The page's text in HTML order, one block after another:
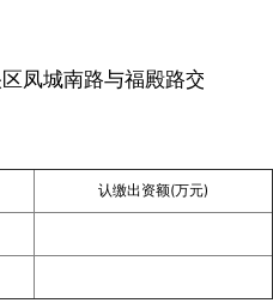
凤城南路与福殿路交叉口
认缴出资额(万元)